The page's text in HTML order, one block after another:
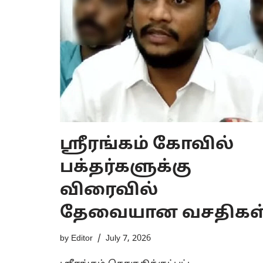
ஸ்ரீரங்கம் கோவில்
பக்தர்களுக்கு
விரைவில்
தேவையான
by Editor July 7, 2026